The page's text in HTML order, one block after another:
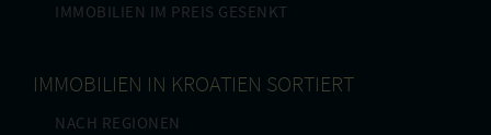
IMMOBILIEN IM PREIS GESENKT
IMMOBILIEN IN KROATIEN SORTIERT
NACH REGIONEN